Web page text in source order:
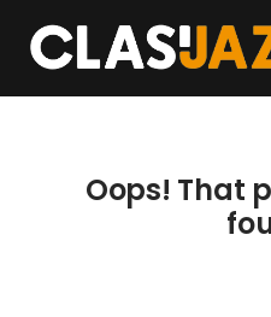
content
Oops! That